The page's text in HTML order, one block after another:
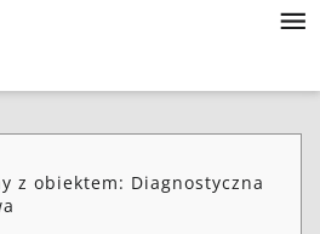
z obiektem: Diagnostyczna